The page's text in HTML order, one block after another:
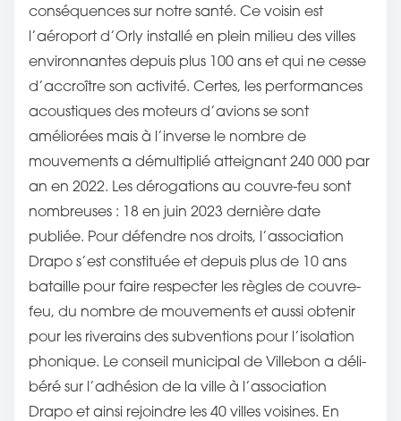
conséquences sur notre santé. Ce voisin est
l’aéroport d’Orly installé en plein milieu des villes
environnantes depuis plus 100 ans et qui ne cesse
d’accroître son activité. Certes, les performances
acoustiques des moteurs d’avions se sont
améliorées mais à l’inverse le nombre de
mouvements a démultiplié atteignant 240 000 par
an en 2022. Les dérogations au couvre-feu sont
nombreuses : 18 en juin 2023 dernière date
publiée. Pour défendre nos droits, l’association
Drapo s’est constituée et depuis plus de 10 ans
bataille pour faire respecter les règles de couvre-
feu, du nombre de mouvements et aussi obtenir
pour les riverains des subventions pour l’isolation
phonique. Le conseil municipal de Villebon a déli-
béré sur l’adhésion de la ville à l’association
Drapo et ainsi rejoindre les 40 villes voisines. En